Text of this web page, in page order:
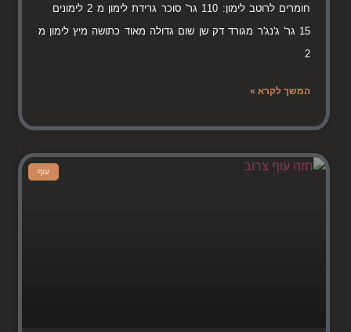
חומרים לרוטב לימון: 110 גר' סוכר גרידת לימון מ 2 לימונים
15 גר' ג'נג'ר מגורד דק שן שום גדולה מאוד כתושה מיץ לימון מ
2
המשך לקרא »
עוף